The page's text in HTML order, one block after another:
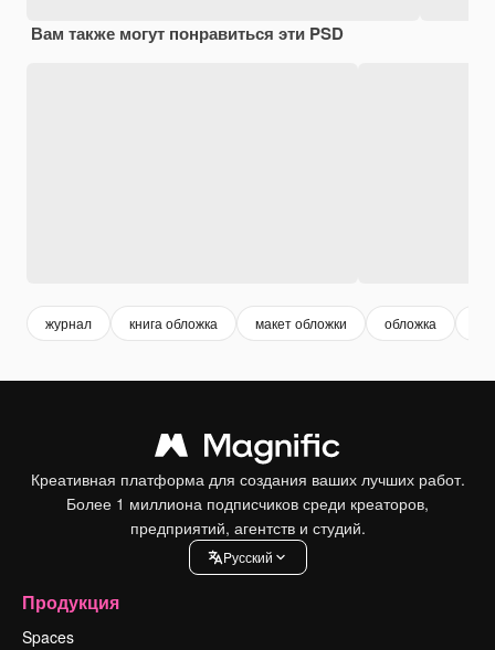
Вам также могут понравиться эти PSD
журнал книга обложка макет обложки обложка
Креативная платформа для создания ваших лучших работ.
Более 1 миллиона подписчиков среди креаторов,
предприятий, агентств и студий.
Pусский
Продукция
Spaces